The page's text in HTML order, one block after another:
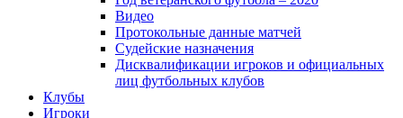
Видео
Протокольные данные матчей
Судейские назначения
Дисквалификации игроков и официальных
лиц футбольных клубов
Клубы
Игроки